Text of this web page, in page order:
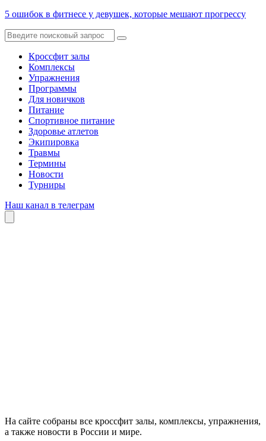
5 ошибок в фитнесе у девушек, которые мешают прогрессу
Кроссфит залы
Комплексы
Упражнения
Программы
Для новичков
Питание
Спортивное питание
Здоровье атлетов
Экипировка
Травмы
Термины
Новости
Турниры
Наш канал в телеграм
На сайте собраны все кроссфит залы, комплексы, упражнения,
а также новости в России и мире.